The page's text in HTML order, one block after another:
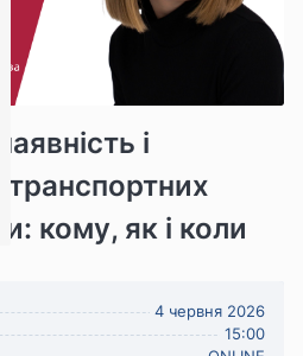
і
транспортних
кому, як і коли
4 червня 2026
15:00